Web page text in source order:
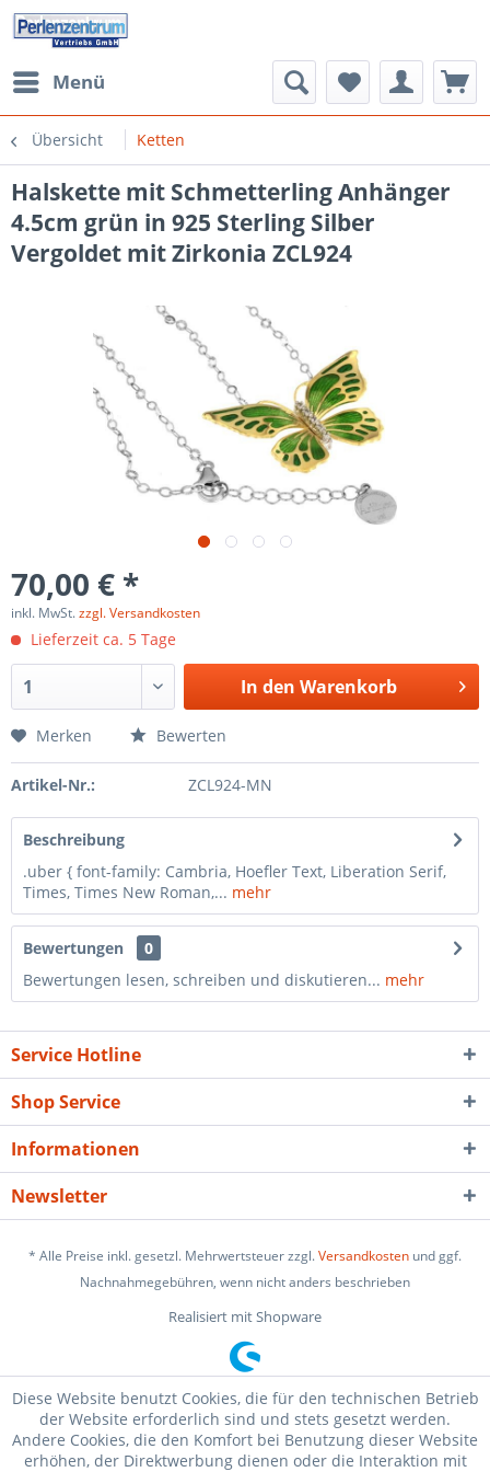
Menü
Übersicht Ketten
Halskette mit Schmetterling Anhänger
4.5cm grün in 925 Sterling Silber
Vergoldet mit Zirkonia ZCL924
70,00 € *
inkl. MwSt.zzgl. Versandkosten
Lieferzeit ca. 5 Tage
In den Warenkorb
Merken Bewerten
Artikel-Nr.: ZCL924-MN
Beschreibung
.uber { font-family: Cambria, Hoefler Text, Liberation Serif,
Times, Times New Roman,... mehr
Bewertungen
0
Bewertungen lesen, schreiben und diskutieren... mehr
Service Hotline
Shop Service
Informationen
Newsletter
* Alle Preise inkl. gesetzl. Mehrwertsteuer zzgl.Versandkosten und ggf.
Nachnahmegebühren, wenn nicht anders beschrieben
Realisiert mit Shopware
Diese Website benutzt Cookies, die für den technischen Betrieb
der Website erforderlich sind und stets gesetzt werden.
Andere Cookies, die den Komfort bei Benutzung dieser Website
erhöhen, der Direktwerbung dienen oder die Interaktion mit